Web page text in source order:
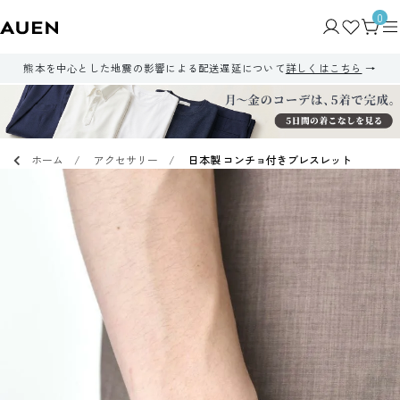
0
熊本を中心とした地震の影響による配送遅延について詳しくはこちら
ホーム アクセサリー 日本製 コンチョ付きブレスレット